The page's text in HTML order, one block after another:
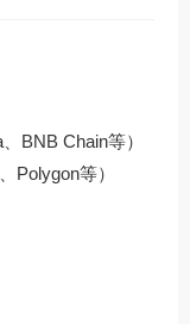
BNB Chain等）
Polygon等）